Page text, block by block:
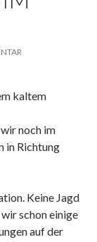
kaltem
noch im
in Richtung
Keine Jagd
schon einige
auf der